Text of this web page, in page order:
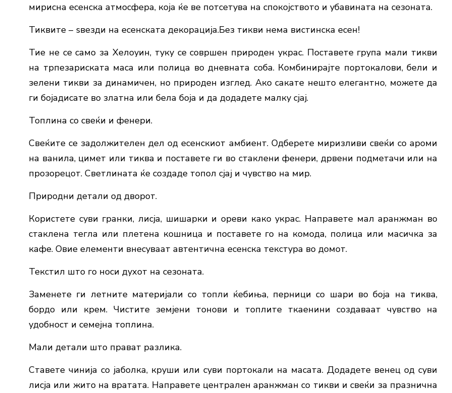
мирисна есенска атмосфера, која ќе ве потсетува на спокојството и убавината на сезоната.
Тиквите – ѕвезди на есенската декорација.Без тикви нема вистинска есен!
Тие не се само за Хелоуин, туку се совршен природен украс. Поставете група мали тикви
на трпезариската маса или полица во дневната соба. Комбинирајте портокалови, бели и
зелени тикви за динамичен, но природен изглед. Ако сакате нешто елегантно, можете да
ги бојадисате во златна или бела боја и да додадете малку сјај.
Топлина со свеќи и фенери.
Свеќите се задолжителен дел од есенскиот амбиент. Одберете миризливи свеќи со ароми
на ванила, цимет или тиква и поставете ги во стаклени фенери, дрвени подметачи или на
прозорецот. Светлината ќе создаде топол сјај и чувство на мир.
Природни детали од дворот.
Користете суви гранки, лисја, шишарки и ореви како украс. Направете мал аранжман во
стаклена тегла или плетена кошница и поставете го на комода, полица или масичка за
кафе. Овие елементи внесуваат автентична есенска текстура во домот.
Текстил што го носи духот на сезоната.
Заменете ги летните материјали со топли ќебиња, перници со шари во боја на тиква,
бордо или крем. Чистите земјени тонови и топлите ткаенини создаваат чувство на
удобност и семејна топлина.
Мали детали што прават разлика.
Ставете чинија со јаболка, круши или суви портокали на масата. Додадете венец од суви
лисја или жито на вратата. Направете централен аранжман со тикви и свеќи за празнична